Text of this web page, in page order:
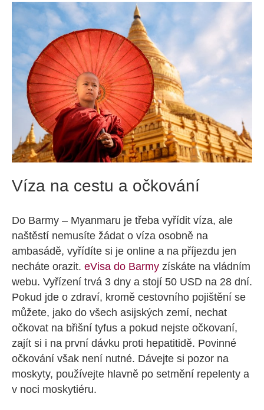
Víza na cestu a očkování
Do Barmy – Myanmaru je třeba vyřídit víza, ale
naštěstí nemusíte žádat o víza osobně na
ambasádě, vyřídíte si je online a na příjezdu jen
necháte orazit. eVisa do Barmy získáte na vládním
webu. Vyřízení trvá 3 dny a stojí 50 USD na 28 dní.
Pokud jde o zdraví, kromě cestovního pojištění se
můžete, jako do všech asijských zemí, nechat
očkovat na břišní tyfus a pokud nejste očkovaní,
zajít si i na první dávku proti hepatitidě. Povinné
očkování však není nutné. Dávejte si pozor na
moskyty, používejte hlavně po setmění repelenty a
v noci moskytiéru.